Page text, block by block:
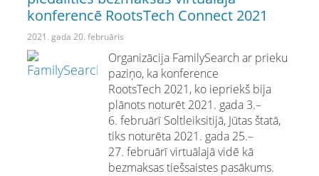
konferencē RootsTech Connect 2021
2021. gada 20. februāris
Organizācija FamilySearch ar prieku
paziņo, ka konference
RootsTech 2021, ko iepriekš bija
plānots noturēt 2021. gada 3.–
6. februārī Soltleiksitijā, Jūtas štatā,
tiks noturēta 2021. gada 25.–
27. februārī virtuālajā vidē kā
bezmaksas tiešsaistes pasākums.